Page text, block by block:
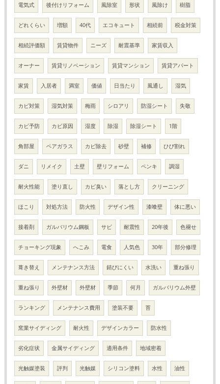
電気式 後付けリフォーム 風除室 形状 風除け 樹脂
どれくらい 増額 40代 エコキュート 相続前 税金対策
相続評価額 賃貸物件 ニーズ 耐震基準 家賃収入
オーナー 賃貸リノベーション 賃貸マンション 賃貸アパート
家賃 入居者 満室 価値 日当たり 風通し 湿気
カビ対策 湿気対策 梅雨 シロアリ 防湿シート 失敬
カビ予防 カビ原因 湿度 除湿 除湿シート 1階
角部屋 ペアガラス カビ除去 砂壁 補修 ひび割れ
ダニ リメイク 土壁 壁リフォーム ペンキ 調湿
耐火性能 塗り直し カビ臭い 落とし方 クリーニング
ほこり 対処方法 防火性 デザイン性 漆喰壁 体に悪い
接着剤 ガルバリウム鋼板 サビ 耐震性 20年後 色褪せ
チョーキング現象 へこみ 電食 人気色 30年 部分修理
葺き替え メンテナンス方法 錆びにくい 水洗い 重ね張り
重ね張り 外壁材 外壁材 季節 何月 ガルバリウム外壁
ランキング メンテナンス費用 塗装不要 苔
窯業サイディング 耐火性 デザインカラー 防水性
劣化症状 金属サイディング 適用条件 地域密着
光触媒塗装 評判 光触媒 シリコン塗料 水性 油性